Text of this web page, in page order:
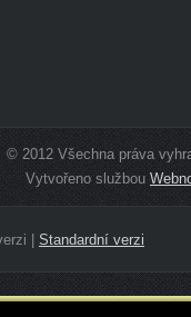
© 2012 Všechna práva
Vytvořeno službou
Standardní verzi